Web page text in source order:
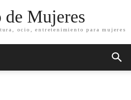
Mujeres
ocio, entretenimiento para mujeres